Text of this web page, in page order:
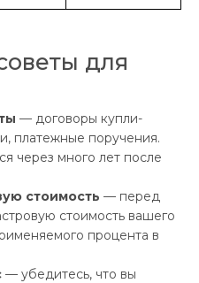
для
— договоры купли-
платежные поручения.
через много лет после
стоимость — перед
стоимость вашего
процента в
— убедитесь, что вы